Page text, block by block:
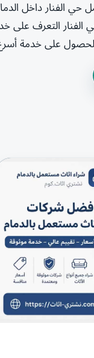
الفنار داخل
التعرف على
للحصول على خدمة